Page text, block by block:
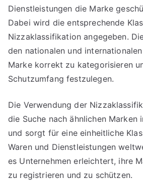
Dienstleistungen die Marke
Dabei wird die entsprechende
Nizzaklassifikation angegeben.
den nationalen und
Marke korrekt zu kategorisieren
Schutzumfang festzulegen.
Die Verwendung der
die Suche nach ähnlichen Marken
und sorgt für eine einheitliche
Waren und Dienstleistungen
es Unternehmen erleichtert, ihre
zu registrieren und zu schützen.